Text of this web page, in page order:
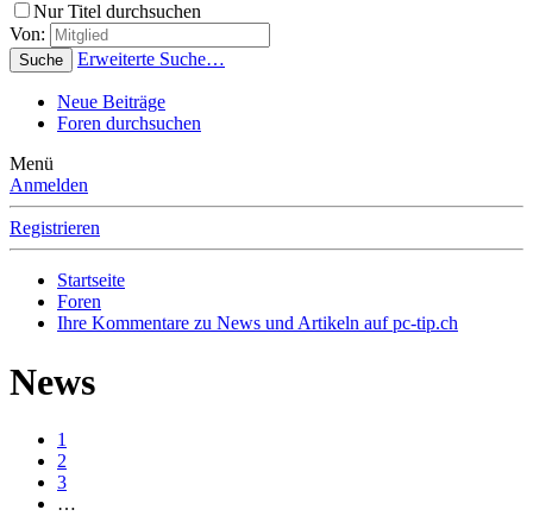
Nur Titel durchsuchen
Von:
Suche Erweiterte Suche…
Neue Beiträge
Foren durchsuchen
Menü
Anmelden
Registrieren
Startseite
Foren
Ihre Kommentare zu News und Artikeln auf pc-tip.ch
News
1
2
3
…